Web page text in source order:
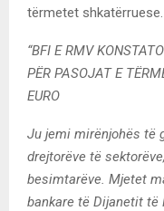
tërmetet shkatërruese.
“BFI E RMV
PËR PASOJAT E
EURO
Ju jemi mirënjohës të
drejtorëve të
besimtarëve. Mjetet
bankare të Dijanetit të